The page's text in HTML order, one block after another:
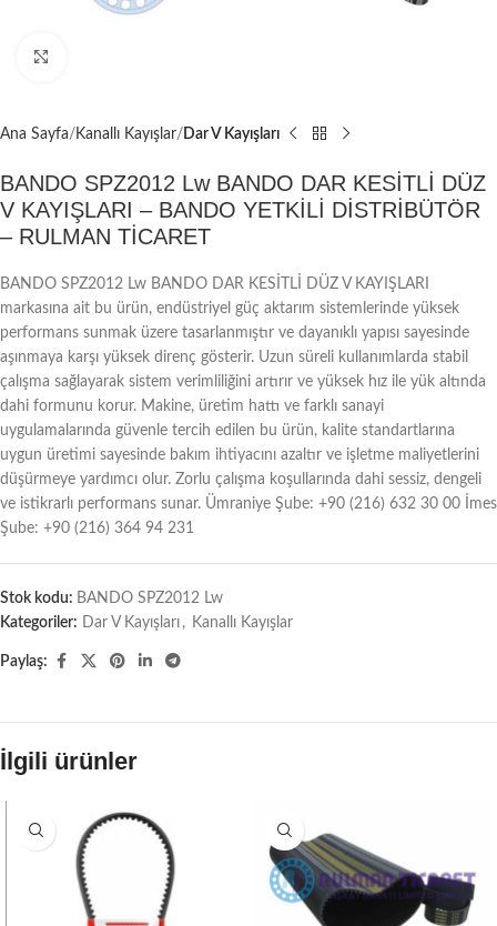
Ana Sayfa Kanallı Kayışlar Dar V Kayışları
BANDO SPZ2012 Lw BANDO DAR KESİTLİ DÜZ
V KAYIŞLARI – BANDO YETKİLİ DİSTRİBÜTÖR
– RULMAN TİCARET
BANDO SPZ2012 Lw BANDO DAR KESİTLİ DÜZ V KAYIŞLARI
markasına ait bu ürün, endüstriyel güç aktarım sistemlerinde yüksek
performans sunmak üzere tasarlanmıştır ve dayanıklı yapısı sayesinde
aşınmaya karşı yüksek direnç gösterir. Uzun süreli kullanımlarda stabil
çalışma sağlayarak sistem verimliliğini artırır ve yüksek hız ile yük altında
dahi formunu korur. Makine, üretim hattı ve farklı sanayi
uygulamalarında güvenle tercih edilen bu ürün, kalite standartlarına
uygun üretimi sayesinde bakım ihtiyacını azaltır ve işletme maliyetlerini
düşürmeye yardımcı olur. Zorlu çalışma koşullarında dahi sessiz, dengeli
ve istikrarlı performans sunar. Ümraniye Şube: +90 (216) 632 30 00 İmes
Şube: +90 (216) 364 94 231
Stok kodu: BANDO SPZ2012 Lw
Kategoriler:
Dar V Kayışları , Kanallı Kayışlar
Paylaş:
İlgili ürünler